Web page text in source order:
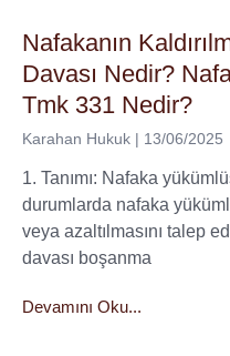
Nafakanın
Davası Nedir?
Tmk 331 Nedir?
Karahan Hukuk 13/06/2025
1. Tanımı: Nafaka
durumlarda nafaka
veya azaltılmasını talep
davası boşanma
Devamını Oku...